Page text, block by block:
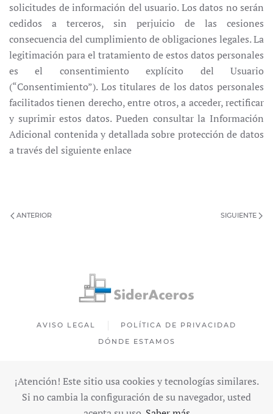
solicitudes de información del usuario. Los datos no serán
cedidos a terceros, sin perjuicio de las cesiones
consecuencia del cumplimiento de obligaciones legales. La
legitimación para el tratamiento de estos datos personales
es el consentimiento explícito del Usuario
(“Consentimiento”). Los titulares de los datos personales
facilitados tienen derecho, entre otros, a acceder, rectificar
y suprimir estos datos. Pueden consultar la Información
Adicional contenida y detallada sobre protección de datos
a través del siguiente enlace
ANTERIOR SIGUIENTE
AVISO LEGAL
POLÍTICA DE PRIVACIDAD
DÓNDE ESTAMOS
SIDERACEROS - COPYRIGHT © 2025
¡Atención! Este sitio usa cookies y tecnologías similares.
Si no cambia la configuración de su navegador, usted